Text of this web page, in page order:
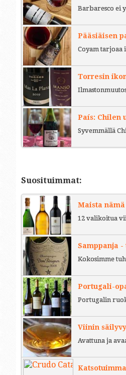
Barbaresco ei
Pääsiäisen
Coyam
Torresin
País: Chilen
Syvemmällä
Suosituimmat:
Maista
12 valikoitua
Samppanja
Kokosimme
Portugali-
Portugalin
Viinin
Avattuna ja